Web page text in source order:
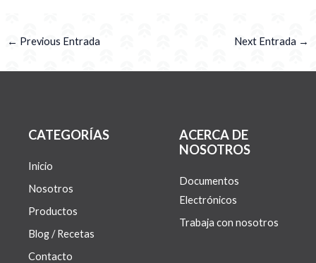
← Previous Entrada Next Entrada →
CATEGORÍAS
Inicio
Nosotros
Productos
Blog / Recetas
Contacto
ACERCA DE
NOSOTROS
Documentos
Electrónicos
Trabaja con nosotros